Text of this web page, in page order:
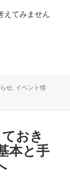
えてみません
せ, イベント情
ンを考えよう～助産院
おき
本と手